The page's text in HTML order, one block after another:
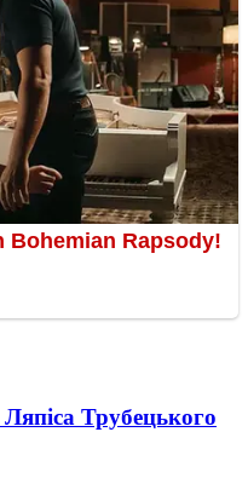
Ляпіса Трубецького